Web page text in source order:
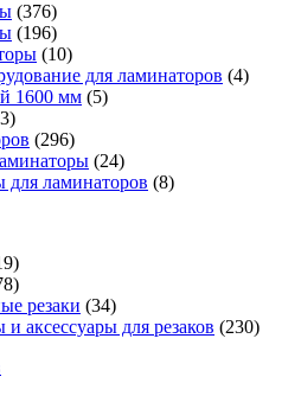
(376)
(196)
(10)
для ламинаторов (4)
1600 мм (5)
(296)
(24)
для ламинаторов (8)
резаки (34)
аксессуары для резаков (230)